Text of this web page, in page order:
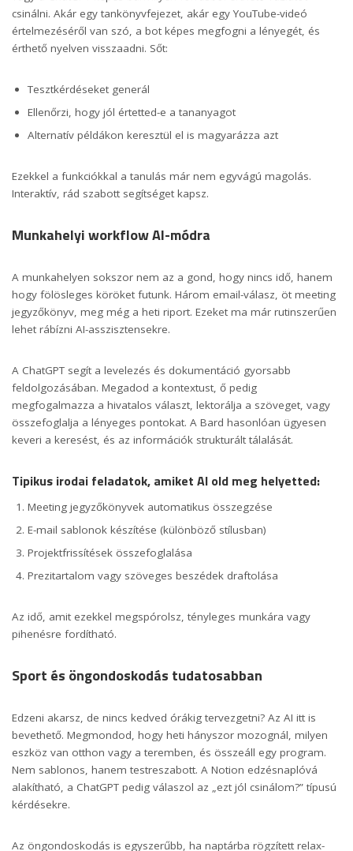
csinálni. Akár egy tankönyvfejezet, akár egy YouTube-videó
értelmezéséről van szó, a bot képes megfogni a lényegét, és
érthető nyelven visszaadni. Sőt:
Tesztkérdéseket generál
Ellenőrzi, hogy jól értetted-e a tananyagot
Alternatív példákon keresztül el is magyarázza azt
Ezekkel a funkciókkal a tanulás már nem egyvágú magolás.
Interaktív, rád szabott segítséget kapsz.
Munkahelyi workflow AI-módra
A munkahelyen sokszor nem az a gond, hogy nincs idő, hanem
hogy fölösleges köröket futunk. Három email-válasz, öt meeting
jegyzőkönyv, meg még a heti riport. Ezeket ma már rutinszerűen
lehet rábízni AI-asszisztensekre.
A ChatGPT segít a levelezés és dokumentáció gyorsabb
feldolgozásában. Megadod a kontextust, ő pedig
megfogalmazza a hivatalos választ, lektorálja a szöveget, vagy
összefoglalja a lényeges pontokat. A Bard hasonlóan ügyesen
keveri a keresést, és az információk strukturált tálalását.
Tipikus irodai feladatok, amiket AI old meg helyetted:
Meeting jegyzőkönyvek automatikus összegzése
E-mail sablonok készítése (különböző stílusban)
Projektfrissítések összefoglalása
Prezitartalom vagy szöveges beszédek draftolása
Az idő, amit ezekkel megspórolsz, tényleges munkára vagy
pihenésre fordítható.
Sport és öngondoskodás tudatosabban
Edzeni akarsz, de nincs kedved órákig tervezgetni? Az AI itt is
bevethető. Megmondod, hogy heti hányszor mozognál, milyen
eszköz van otthon vagy a teremben, és összeáll egy program.
Nem sablonos, hanem testreszabott. A Notion edzésnaplóvá
alakítható, a ChatGPT pedig válaszol az „ezt jól csinálom?” típusú
kérdésekre.
Az öngondoskodás is egyszerűbb, ha naptárba rögzített relax-